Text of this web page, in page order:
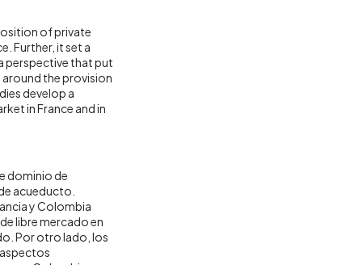
of private
Further, it set a
perspective that put
the provision
develop a
in France and in
dominio de
acueducto.
y Colombia
libre mercado en
Por otro lado, los